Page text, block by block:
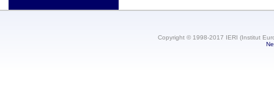
Copyright © 1998-2017 IERI (Institut